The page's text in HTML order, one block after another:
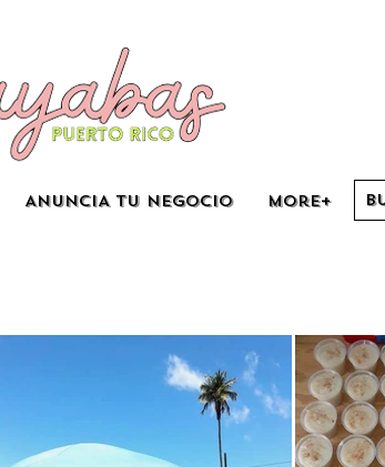
ANUNCIA TU NEGOCIO More+